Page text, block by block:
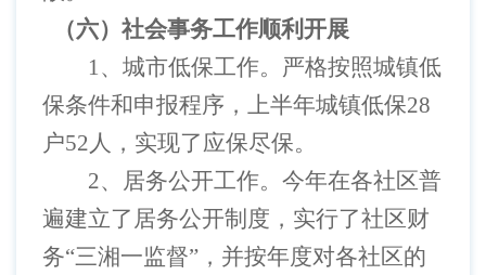
（六）社会事务工作顺利开展
1、城市低保工作。严格按照城镇低
保条件和申报程序，上半年城镇低保28
户52人，实现了应保尽保。
2、居务公开工作。今年在各社区普
遍建立了居务公开制度，实行了社区财
务“三湘一监督”，并按年度对各社区的